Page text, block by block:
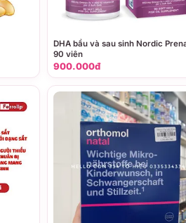
DHA bầu và sau sinh Nordic
90 viên
900.000đ